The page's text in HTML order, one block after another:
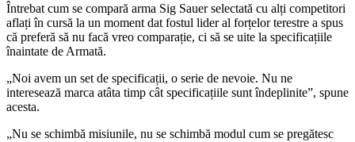
Întrebat cum se compară arma Sig Sauer selectată cu alți competitori
aflați în cursă la un moment dat fostul lider al forțelor terestre a spus
că preferă să nu facă vreo comparație, ci să se uite la specificațiile
înaintate de Armată.
„Noi avem un set de specificații, o serie de nevoie. Nu ne
interesează marca atâta timp cât specificațiile sunt îndeplinite”, spune
acesta.
„Nu se schimbă misiunile, nu se schimbă modul cum se pregătesc